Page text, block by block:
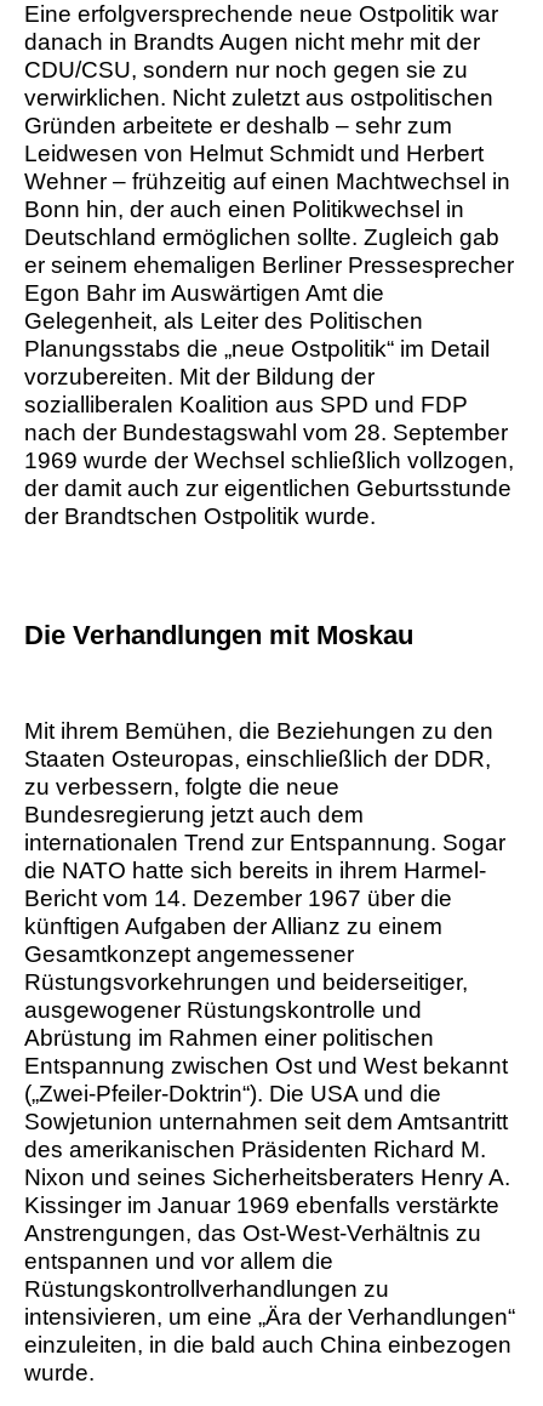
Eine erfolgversprechende neue Ostpolitik war
danach in Brandts Augen nicht mehr mit der
CDU/CSU, sondern nur noch gegen sie zu
verwirklichen. Nicht zuletzt aus ostpolitischen
Gründen arbeitete er deshalb – sehr zum
Leidwesen von Helmut Schmidt und Herbert
Wehner – frühzeitig auf einen Machtwechsel in
Bonn hin, der auch einen Politikwechsel in
Deutschland ermöglichen sollte. Zugleich gab
er seinem ehemaligen Berliner Pressesprecher
Egon Bahr im Auswärtigen Amt die
Gelegenheit, als Leiter des Politischen
Planungsstabs die „neue Ostpolitik“ im Detail
vorzubereiten. Mit der Bildung der
sozialliberalen Koalition aus SPD und FDP
nach der Bundestagswahl vom 28. September
1969 wurde der Wechsel schließlich vollzogen,
der damit auch zur eigentlichen Geburtsstunde
der Brandtschen Ostpolitik wurde.
Die Verhandlungen mit Moskau
Mit ihrem Bemühen, die Beziehungen zu den
Staaten Osteuropas, einschließlich der DDR,
zu verbessern, folgte die neue
Bundesregierung jetzt auch dem
internationalen Trend zur Entspannung. Sogar
die NATO hatte sich bereits in ihrem Harmel-
Bericht vom 14. Dezember 1967 über die
künftigen Aufgaben der Allianz zu einem
Gesamtkonzept angemessener
Rüstungsvorkehrungen und beiderseitiger,
ausgewogener Rüstungskontrolle und
Abrüstung im Rahmen einer politischen
Entspannung zwischen Ost und West bekannt
(„Zwei-Pfeiler-Doktrin“). Die USA und die
Sowjetunion unternahmen seit dem Amtsantritt
des amerikanischen Präsidenten Richard M.
Nixon und seines Sicherheitsberaters Henry A.
Kissinger im Januar 1969 ebenfalls verstärkte
Anstrengungen, das Ost-West-Verhältnis zu
entspannen und vor allem die
Rüstungskontrollverhandlungen zu
intensivieren, um eine „Ära der Verhandlungen“
einzuleiten, in die bald auch China einbezogen
wurde.